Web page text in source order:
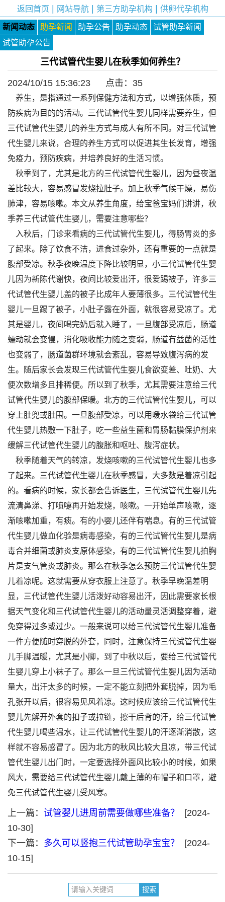
返回首页 网站导航| 第三方助孕机构 供卵代孕机构
新闻动态 助孕新闻 助孕公告 助孕动态
试管助孕新闻
试管助孕公告
三代试管代生婴儿在秋季如何养生？
2024/10/15 15:36:23 点击： 35
养生，是指通过一系列保健方法和方式，以增强体质，预
防疾病为目的的活动。三代试管代生婴儿同样需要养生，但
三代试管代生婴儿的养生方式与成人有所不同。对三代试管
代生婴儿来说，合理的养生方式可以促进其生长发育，增强
免疫力，预防疾病，并培养良好的生活习惯。
秋季到了，尤其是北方的三代试管代生婴儿，因为昼夜温
差比较大，容易感冒发烧拉肚子。加上秋季气候干燥，易伤
肺津，容易咳嗽。本文从养生角度，给宝爸宝妈们讲讲，秋
季养三代试管代生婴儿，需要注意哪些？
入秋后，门诊来看病的三代试管代生婴儿，得肠胃炎的多
了起来。除了饮食不洁，进食过杂外，还有重要的一点就是
腹部受凉。秋季夜晚温度下降比较明显，小三代试管代生婴
儿因为新陈代谢快，夜间比较爱出汗，很爱踢被子，许多三
代试管代生婴儿盖的被子比成年人要薄很多。三代试管代生
婴儿一旦踢了被子，小肚子露在外面，就很容易受凉了。尤
其是婴儿，夜间喝完奶后就入睡了，一旦腹部受凉后，肠道
蠕动就会变慢，消化吸收能力随之变弱，肠道有益菌的活性
也变弱了，肠道菌群环境就会紊乱，容易导致腹泻病的发
生。随后家长会发现三代试管代生婴儿食欲变差、吐奶、大
便次数增多且排稀便。所以到了秋季，尤其需要注意给三代
试管代生婴儿的腹部保暖。北方的三代试管代生婴儿，可以
穿上肚兜或肚围。一旦腹部受凉，可以用暖水袋给三代试管
代生婴儿热敷一下肚子，吃一些益生菌和胃肠黏膜保护剂来
缓解三代试管代生婴儿的腹胀和呕吐、腹泻症状。
秋季随着天气的转凉，发烧咳嗽的三代试管代生婴儿也多
了起来。三代试管代生婴儿在秋季感冒，大多数是着凉引起
的。看病的时候，家长都会告诉医生，三代试管代生婴儿先
流清鼻涕、打喷嚏再开始发烧，咳嗽。一开始单声咳嗽，逐
渐咳嗽加重，有痰。有的小婴儿还伴有喘息。有的三代试管
代生婴儿做血化验是病毒感染，有的三代试管代生婴儿是病
毒合并细菌或肺炎支原体感染，有的三代试管代生婴儿拍胸
片是支气管炎或肺炎。那么在秋季怎么预防三代试管代生婴
儿着凉呢。这就需要从穿衣服上注意了。秋季早晚温差明
显，三代试管代生婴儿活泼好动容易出汗，因此需要家长根
据天气变化和三代试管代生婴儿的活动量灵活调整穿着，避
免穿得过多或过少。一般来说可以给三代试管代生婴儿准备
一件方便随时穿脱的外套，同时，注意保持三代试管代生婴
儿手脚温暖，尤其是小脚，到了中秋以后，要给三代试管代
生婴儿穿上小袜子了。那么一旦三代试管代生婴儿因为活动
量大，出汗太多的时候，一定不能立刻把外套脱掉，因为毛
孔张开以后，很容易见风着凉。这时候应该给三代试管代生
婴儿先解开外套的扣子或拉链，擦干后背的汗，给三代试管
代生婴儿喝些温水，让三代试管代生婴儿的汗逐渐消散，这
样就不容易感冒了。因为北方的秋风比较大且凉，带三代试
管代生婴儿出门时，一定要选择外面风比较小的时候，如果
风大，需要给三代试管代生婴儿戴上薄的布帽子和口罩，避
免三代试管代生婴儿受风寒。
上一篇： 试管婴儿进周前需要做哪些准备？
[2024-
10-30]
下一篇： 多久可以竖抱三代试管助孕宝宝？
[2024-
10-15]